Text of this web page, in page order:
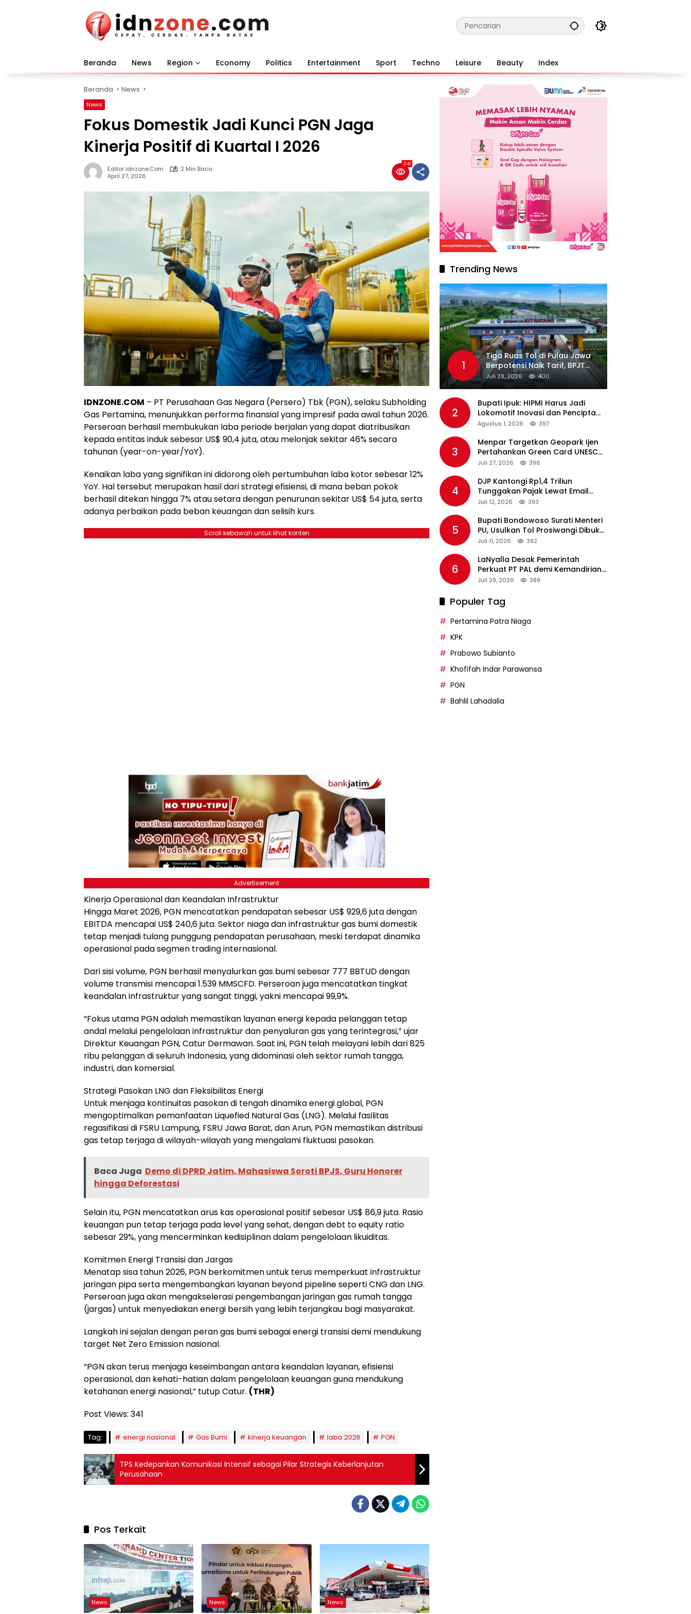
Beranda News Region Economy Politics Entertainment Sport Techno Leisure Beauty Index
Beranda News
News
Fokus Domestik Jadi Kunci PGN Jaga
Kinerja Positif di Kuartal I 2026
Editor Idnzone.com
2 Min Baca
April 27, 2026
341
IDNZONE.COM – PT Perusahaan Gas Negara (Persero) Tbk (PGN), selaku Subholding
Gas Pertamina, menunjukkan performa finansial yang impresif pada awal tahun 2026.
Perseroan berhasil membukukan laba periode berjalan yang dapat diatribusikan
kepada entitas induk sebesar US$ 90,4 juta, atau melonjak sekitar 46% secara
tahunan (year-on-year/YoY).
Kenaikan laba yang signifikan ini didorong oleh pertumbuhan laba kotor sebesar 12%
YoY. Hal tersebut merupakan hasil dari strategi efisiensi, di mana beban pokok
berhasil ditekan hingga 7% atau setara dengan penurunan sekitar US$ 54 juta, serta
adanya perbaikan pada beban keuangan dan selisih kurs.
Scroll kebawah untuk lihat konten
Advertisement
Kinerja Operasional dan Keandalan Infrastruktur
Hingga Maret 2026, PGN mencatatkan pendapatan sebesar US$ 929,6 juta dengan
EBITDA mencapai US$ 240,6 juta. Sektor niaga dan infrastruktur gas bumi domestik
tetap menjadi tulang punggung pendapatan perusahaan, meski terdapat dinamika
operasional pada segmen trading internasional.
Dari sisi volume, PGN berhasil menyalurkan gas bumi sebesar 777 BBTUD dengan
volume transmisi mencapai 1.539 MMSCFD. Perseroan juga mencatatkan tingkat
keandalan infrastruktur yang sangat tinggi, yakni mencapai 99,9%.
“Fokus utama PGN adalah memastikan layanan energi kepada pelanggan tetap
andal melalui pengelolaan infrastruktur dan penyaluran gas yang terintegrasi,” ujar
Direktur Keuangan PGN, Catur Dermawan. Saat ini, PGN telah melayani lebih dari 825
ribu pelanggan di seluruh Indonesia, yang didominasi oleh sektor rumah tangga,
industri, dan komersial.
Strategi Pasokan LNG dan Fleksibilitas Energi
Untuk menjaga kontinuitas pasokan di tengah dinamika energi global, PGN
mengoptimalkan pemanfaatan Liquefied Natural Gas (LNG). Melalui fasilitas
regasifikasi di FSRU Lampung, FSRU Jawa Barat, dan Arun, PGN memastikan distribusi
gas tetap terjaga di wilayah-wilayah yang mengalami fluktuasi pasokan.
Baca Juga Demo di DPRD Jatim, Mahasiswa Soroti BPJS, Guru Honorer
hingga Deforestasi
Selain itu, PGN mencatatkan arus kas operasional positif sebesar US$ 86,9 juta. Rasio
keuangan pun tetap terjaga pada level yang sehat, dengan debt to equity ratio
sebesar 29%, yang mencerminkan kedisiplinan dalam pengelolaan likuiditas.
Komitmen Energi Transisi dan Jargas
Menatap sisa tahun 2026, PGN berkomitmen untuk terus memperkuat infrastruktur
jaringan pipa serta mengembangkan layanan beyond pipeline seperti CNG dan LNG.
Perseroan juga akan mengakselerasi pengembangan jaringan gas rumah tangga
(jargas) untuk menyediakan energi bersih yang lebih terjangkau bagi masyarakat.
Langkah ini sejalan dengan peran gas bumi sebagai energi transisi demi mendukung
target Net Zero Emission nasional.
“PGN akan terus menjaga keseimbangan antara keandalan layanan, efisiensi
operasional, dan kehati-hatian dalam pengelolaan keuangan guna mendukung
ketahanan energi nasional,” tutup Catur. (THR)
Post Views: 341
Tag: energi nasional Gas Bumi kinerja keuangan laba 2026 PGN
TPS Kedepankan Komunikasi Intensif sebagai Pilar Strategis Keberlanjutan
Perusahaan
Pos Terkait
News News News
Trending News
1
Tiga Ruas Tol di Pulau Jawa
Berpotensi Naik Tarif, BPJT
Tunggu Hasil Evaluasi
Standar Pelayanan
Juli 28, 2026 400
2
Bupati Ipuk: HIPMI Harus Jadi
Lokomotif Inovasi dan Pencipta
Lapangan Kerja
Agustus 1, 2026 397
3
Menpar Targetkan Geopark Ijen
Pertahankan Green Card UNESCO
pada Revalidasi Agustus 2026
Juli 27, 2026 396
4
DJP Kantongi Rp1,4 Triliun
Tunggakan Pajak Lewat Email
Pengingat, Total Piutang Masih
Juli 12, 2026 393
5
Bupati Bondowoso Surati Menteri
PU, Usulkan Tol Prosiwangi Dibuka
Sementara
Juli 11, 2026 392
6
LaNyalla Desak Pemerintah
Perkuat PT PAL demi Kemandirian
Industri Pertahanan Maritim
Juli 29, 2026 389
Populer Tag
Pertamina Patra Niaga
KPK
Prabowo Subianto
Khofifah Indar Parawansa
PGN
Bahlil Lahadalia